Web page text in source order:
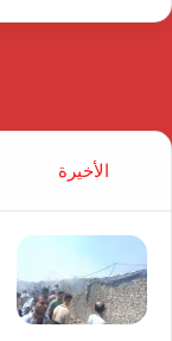
الأخيرة